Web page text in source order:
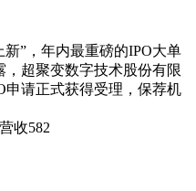
”，年内最重磅的IPO大单
，超聚变数字技术股份有限
申请正式获得受理，保荐机
收582